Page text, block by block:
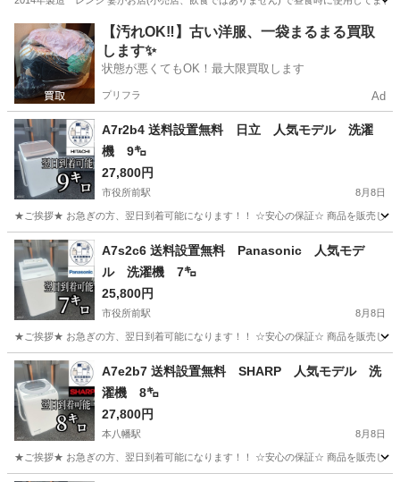
千葉 柏市 増尾駅 キッチン家電
【汚れOK‼️】古い洋服、一袋まるまる買取
します✨
状態が悪くてもOK！最大限買取します
プリフラ Ad
A7r2b4 送料設置無料 日立 人気モデル 洗濯
機 9㌔
27,800円
市役所前駅 8月8日
★ご挨拶★ お急ぎの方、翌日到着可能になります！！ ☆安心の保証☆ 商品を販売して
千葉 千葉市 市役所前駅 生活家電
A7s2c6 送料設置無料 Panasonic 人気モデ
ル 洗濯機 7㌔
25,800円
市役所前駅 8月8日
★ご挨拶★ お急ぎの方、翌日到着可能になります！！ ☆安心の保証☆ 商品を販売して
千葉 千葉市 市役所前駅 生活家電
A7e2b7 送料設置無料 SHARP 人気モデル 洗
濯機 8㌔
27,800円
本八幡駅 8月8日
★ご挨拶★ お急ぎの方、翌日到着可能になります！！ ☆安心の保証☆ 商品を販売して